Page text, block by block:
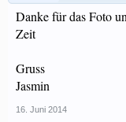
Danke für das Foto
Zeit
Gruss
Jasmin
16. Juni 2014